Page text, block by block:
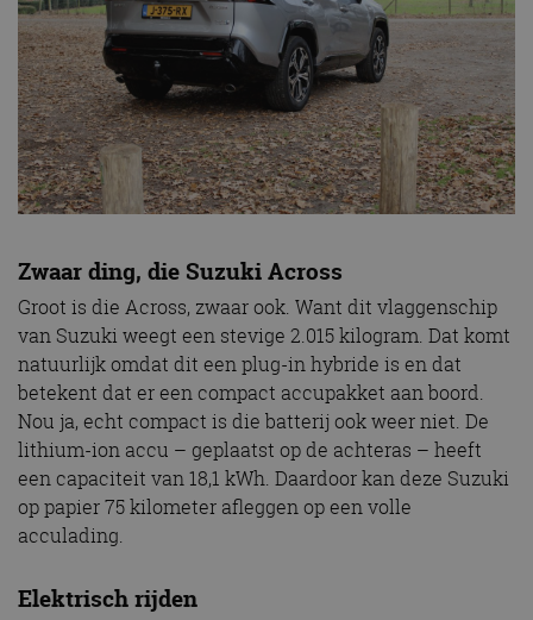
Zwaar ding, die Suzuki Across
Groot is die Across, zwaar ook. Want dit vlaggenschip
van Suzuki weegt een stevige 2.015 kilogram. Dat komt
natuurlijk omdat dit een plug-in hybride is en dat
betekent dat er een compact accupakket aan boord.
Nou ja, echt compact is die batterij ook weer niet. De
lithium-ion accu – geplaatst op de achteras – heeft
een capaciteit van 18,1 kWh. Daardoor kan deze Suzuki
op papier 75 kilometer afleggen op een volle
acculading.
Elektrisch rijden